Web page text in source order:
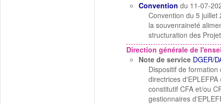
Convention du 11-07-
Convention du 5
la souvenraineté
structuration des
Direction générale de
Note de service DGER/
Dispositif de
directrices
constitutif CFA et/ou
gestionnaires